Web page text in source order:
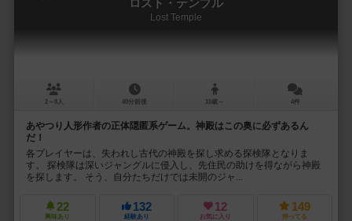
ロスト・テンプル
Lost Temple
2～8人 40分前後 10歳～ 4件
あやつり人形作者の正体隠匿系ゲーム。神殿はこの奥に必ずあるん
だ！
各プレイヤーは、失われし古代の神殿を探し求める探検隊となりま
す。 探検隊は深いジャングルに侵入し、先住民の助けを得ながら神殿
を探します。 そう、自分たちだけでは未開のジャ...
22
興味あり
132
経験あり
12
お気に入り
149
持ってる